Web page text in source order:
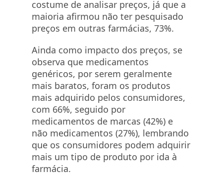
costume de analisar preços, já que a
maioria afirmou não ter pesquisado
preços em outras farmácias, 73%.
Ainda como impacto dos preços, se
observa que medicamentos
genéricos, por serem geralmente
mais baratos, foram os produtos
mais adquirido pelos consumidores,
com 66%, seguido por
medicamentos de marcas (42%) e
não medicamentos (27%), lembrando
que os consumidores podem adquirir
mais um tipo de produto por ida à
farmácia.